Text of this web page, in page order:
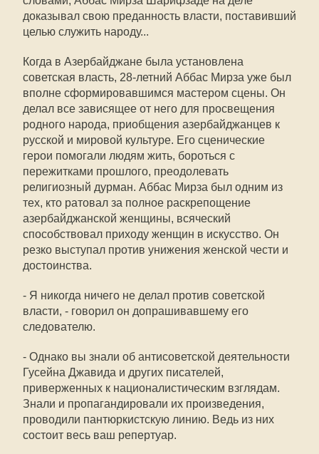
доказывал свою преданность власти, поставивший
целью служить народу...
Когда в Азербайджане была установлена
советская власть, 28-летний Аббас Мирза уже был
вполне сформировавшимся мастером сцены. Он
делал все зависящее от него для просвещения
родного народа, приобщения азербайджанцев к
русской и мировой культуре. Его сценические
герои помогали людям жить, бороться с
пережитками прошлого, преодолевать
религиозный дурман. Аббас Мирза был одним из
тех, кто ратовал за полное раскрепощение
азербайджанской женщины, всяческий
способствовал приходу женщин в искусство. Он
резко выступал против унижения женской чести и
достоинства.
- Я никогда ничего не делал против советской
власти, - говорил он допрашивавшему его
следователю.
- Однако вы знали об антисоветской деятельности
Гусейна Джавида и других писателей,
приверженных к националистическим взглядам.
Знали и пропагандировали их произведения,
проводили пантюркистскую линию. Ведь из них
состоит весь ваш репертуар.